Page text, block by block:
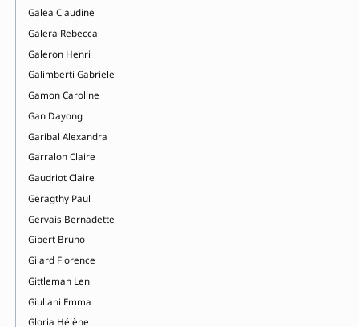
Galea Claudine
Galera Rebecca
Galeron Henri
Galimberti Gabriele
Gamon Caroline
Gan Dayong
Garibal Alexandra
Garralon Claire
Gaudriot Claire
Geragthy Paul
Gervais Bernadette
Gibert Bruno
Gilard Florence
Gittleman Len
Giuliani Emma
Gloria Hélène